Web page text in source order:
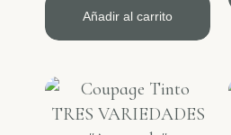
Añadir al carrito